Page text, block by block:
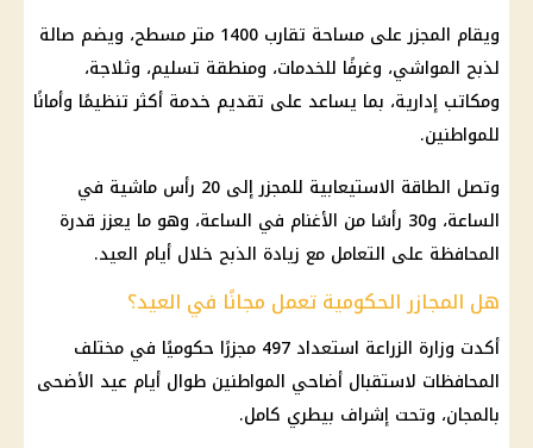
ويقام المجزر على مساحة تقارب 1400 متر مسطح، ويضم صالة
لذبح المواشي، وغرفًا للخدمات، ومنطقة تسليم، وثلاجة،
ومكاتب إدارية، بما يساعد على تقديم خدمة أكثر تنظيمًا وأمانًا
للمواطنين.
وتصل الطاقة الاستيعابية للمجزر إلى 20 رأس ماشية في
الساعة، و30 رأسًا من الأغنام في الساعة، وهو ما يعزز قدرة
المحافظة على التعامل مع زيادة الذبح خلال أيام العيد.
هل المجازر الحكومية تعمل مجانًا في العيد؟
أكدت وزارة الزراعة استعداد 497 مجزرًا حكوميًا في مختلف
المحافظات لاستقبال أضاحي المواطنين طوال أيام عيد الأضحى
بالمجان، وتحت إشراف بيطري كامل.